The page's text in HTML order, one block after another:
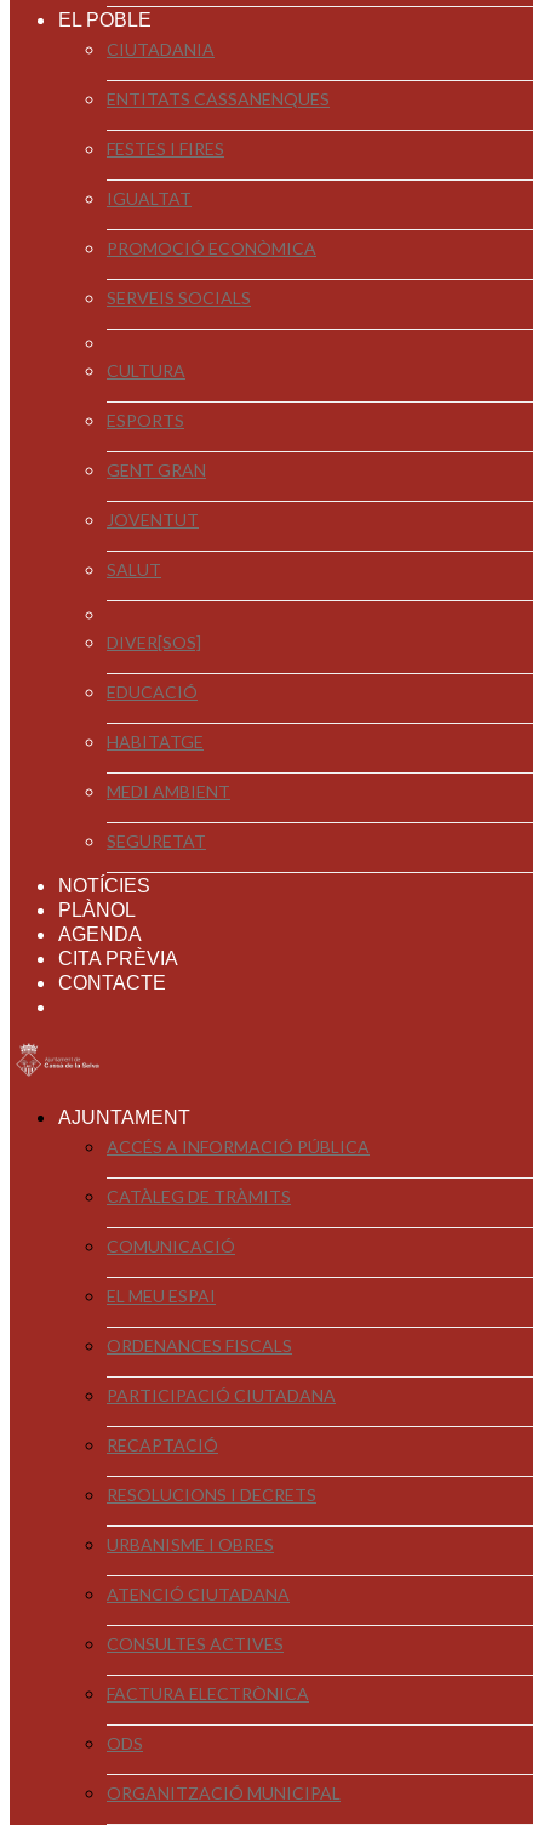
EL POBLE
CIUTADANIA
ENTITATS CASSANENQUES
FESTES I FIRES
IGUALTAT
PROMOCIÓ ECONÒMICA
SERVEIS SOCIALS
CULTURA
ESPORTS
GENT GRAN
JOVENTUT
SALUT
DIVER[SOS]
EDUCACIÓ
HABITATGE
MEDI AMBIENT
SEGURETAT
NOTÍCIES
PLÀNOL
AGENDA
CITA PRÈVIA
CONTACTE
AJUNTAMENT
ACCÉS A INFORMACIÓ PÚBLICA
CATÀLEG DE TRÀMITS
COMUNICACIÓ
EL MEU ESPAI
ORDENANCES FISCALS
PARTICIPACIÓ CIUTADANA
RECAPTACIÓ
RESOLUCIONS I DECRETS
URBANISME I OBRES
ATENCIÓ CIUTADANA
CONSULTES ACTIVES
FACTURA ELECTRÒNICA
ODS
ORGANITZACIÓ MUNICIPAL